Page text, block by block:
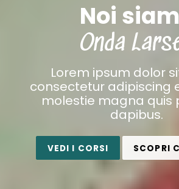
Noi
Onda
Lorem ipsum dolor
consectetur adipiscing
molestie magna quis
dapibus.
VEDI I CORSI SCOPRI